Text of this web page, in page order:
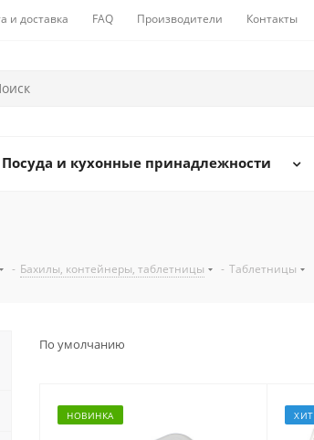
и доставка FAQ Производители Контакты
Посуда и кухонные принадлежности
- Бахилы, контейнеры, таблетницы - Таблетницы
По умолчанию
НОВИНКА ХИТ